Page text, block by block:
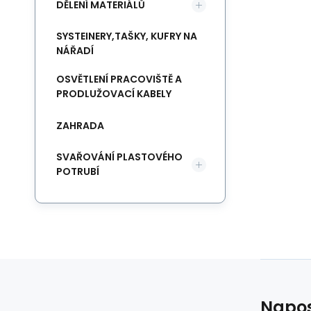
DĚLENÍ MATERIÁLŮ
SYSTEINERY,TAŠKY, KUFRY NA
NÁŘADÍ
OSVĚTLENÍ PRACOVIŠTĚ A
PRODLUŽOVACÍ KABELY
ZAHRADA
SVAŘOVÁNÍ PLASTOVÉHO
POTRUBÍ